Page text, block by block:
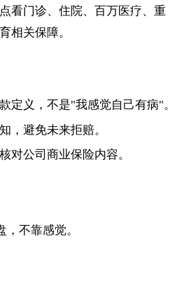
看门诊、住院、百万医疗、重
相关保障。
定义，不是"我感觉自己有病"。
，避免未来拒赔。
对公司商业保险内容。
不靠感觉。